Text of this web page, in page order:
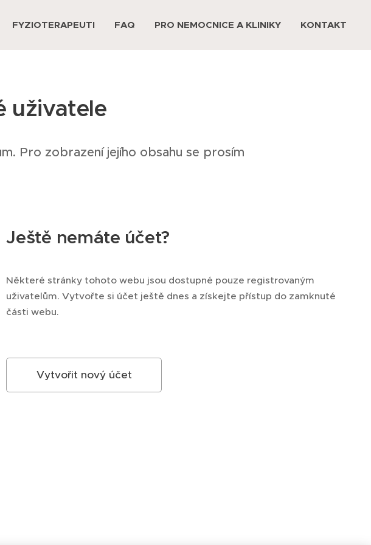
FYZIOTERAPEUTI FAQ PRO NEMOCNICE A KLINIKY KONTAKT
uživatele
Pro zobrazení jejího obsahu se prosím
Ještě nemáte účet?
Některé stránky tohoto webu jsou dostupné pouze registrovaným
uživatelům. Vytvořte si účet ještě dnes a získejte přístup do zamknuté
části webu.
Vytvořit nový účet